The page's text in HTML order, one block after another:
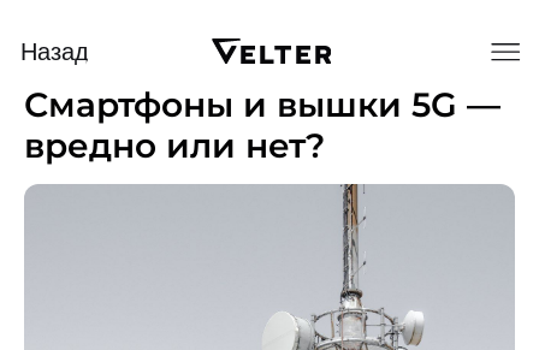
Смартфоны и вышки 5G —
вредно или нет?